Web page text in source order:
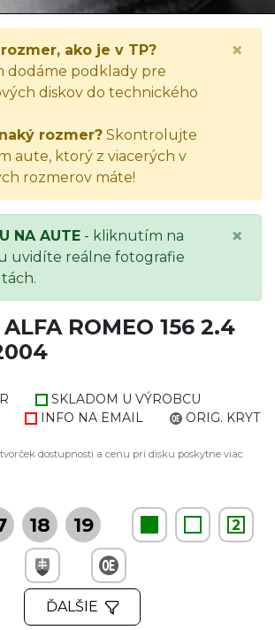
156 2.4 JTD
Zobraziť údaje o
vozidle
ako je v TP?
dodáme podklady pre
diskov do technického
rozmer? Skontrolujte
aute, ktorý z viacerých v
rozmerov máte!
×
NA AUTE - kliknutím na
uvidíte reálne fotografie
×
ROMEO 156 2.4
SKLADOM U VÝROBCU
INFO NA EMAIL
ORIG. KRYT
dostupnosti a cenu pri disku poskytne viac
18 19 2
ĎALŠIE